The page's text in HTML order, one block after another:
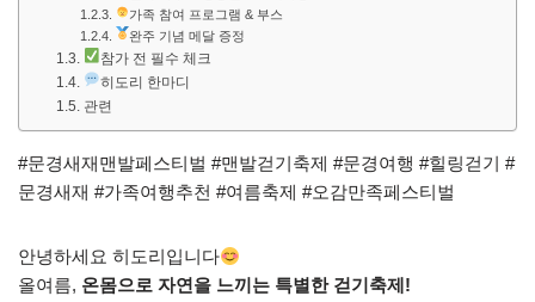
가족 참여 프로그램 & 부스
완주 기념 메달 증정
참가 전 필수 체크
히도리 한마디
관련
#문경새재맨발페스티벌 #맨발걷기축제 #문경여행 #힐링걷기 #
문경새재 #가족여행추천 #여름축제 #오감만족페스티벌
안녕하세요 히도리입니다
올여름, 온몸으로 자연을 느끼는 특별한 걷기축제!